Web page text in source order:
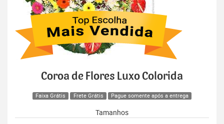
Coroa de Flores Luxo Colorida
Faixa Grátis Frete Grátis Pague somente após a entrega
Tamanhos